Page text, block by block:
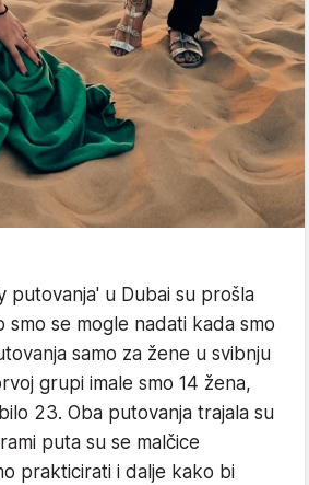
putovanja' u Dubai su prošla
smo se mogle nadati kada smo
samo za žene u svibnju
grupi imale smo 14 žena,
23. Oba putovanja trajala su
puta su se malčice
prakticirati i dalje kako bi